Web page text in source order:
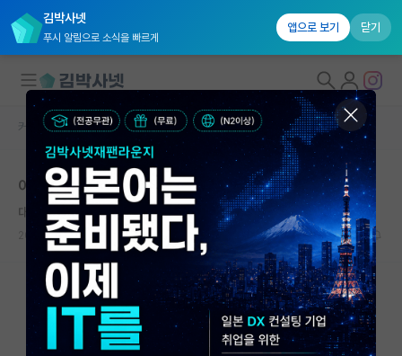
김박사넷
푸시 알림으로 소식을 빠르게
앱으로 보기 닫기
대학원생 모집
국내대학원 정보
연구실&오픈랩
커뮤니티
커뮤니티 홈
전체글보기
커뮤니티 홈 자유 게시판(아무개랩)
아날로그회로설계 분야 논문
대담한 마키아벨리
2026.05.10 2 548